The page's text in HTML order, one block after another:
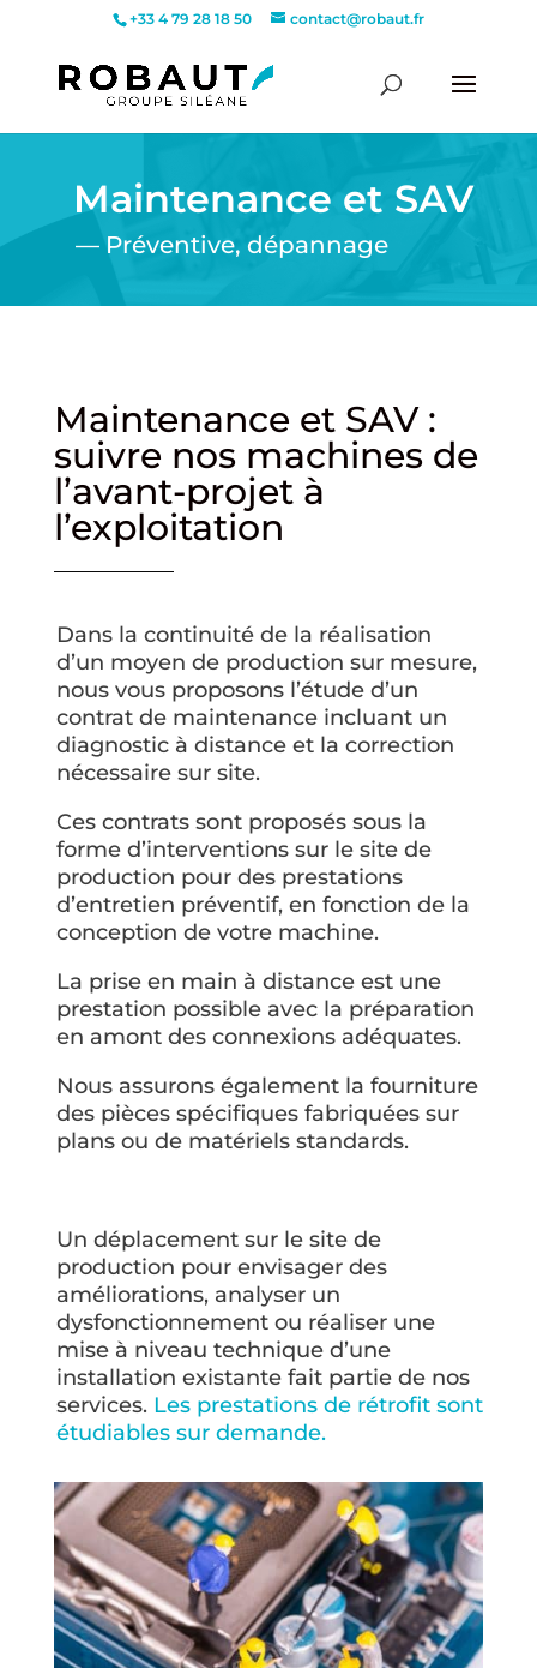
+33 4 79 28 18 50 contact@robaut.fr
Maintenance et SAV
— Préventive, dépannage
Maintenance et SAV :
suivre nos machines de
l’avant-projet à
l’exploitation
Dans la continuité de la réalisation
d’un moyen de production sur mesure,
nous vous proposons l’étude d’un
contrat de maintenance incluant un
diagnostic à distance et la correction
nécessaire sur site.
Ces contrats sont proposés sous la
forme d’interventions sur le site de
production pour des prestations
d’entretien préventif, en fonction de la
conception de votre machine.
La prise en main à distance est une
prestation possible avec la préparation
en amont des connexions adéquates.
Nous assurons également la fourniture
des pièces spécifiques fabriquées sur
plans ou de matériels standards.
Un déplacement sur le site de
production pour envisager des
améliorations, analyser un
dysfonctionnement ou réaliser une
mise à niveau technique d’une
installation existante fait partie de nos
services.Les prestations de rétrofit sont
étudiables sur demande.